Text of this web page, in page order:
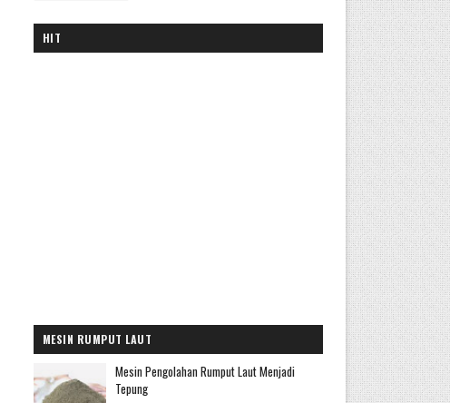
HIT
MESIN RUMPUT LAUT
Mesin Pengolahan Rumput Laut Menjadi
Tepung